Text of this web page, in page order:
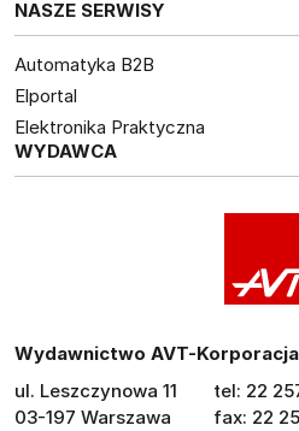
NASZE SERWISY
Automatyka B2B
Elportal
Elektronika Praktyczna
WYDAWCA
Wydawnictwo AVT-
ul. Leszczynowa 11
03-197 Warszawa
tel: 22
fax: 22